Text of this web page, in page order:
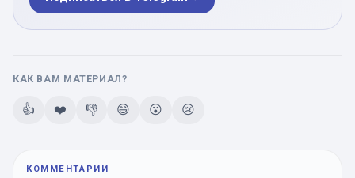
КАК ВАМ МАТЕРИАЛ?
👍 ❤️ 👎 😄 😮 😢
КОММЕНТАРИИ